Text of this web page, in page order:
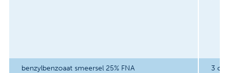
benzylbenzoaat smeersel 25% FNA 3